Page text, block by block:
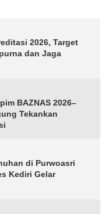
2026, Target
dan Jaga
BAZNAS 2026–
Tekankan
di Purwoasri
Kediri Gelar